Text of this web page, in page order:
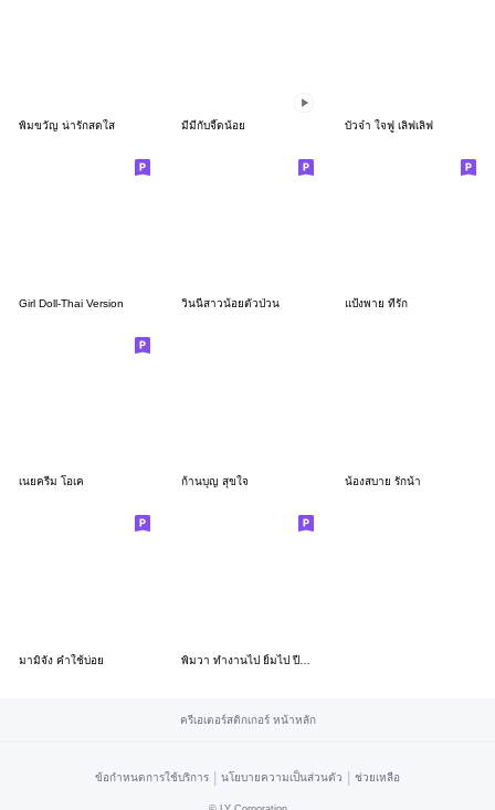
พิมขวัญ น่ารักสดใส มีมี่กับจี๊ดน้อย บัวจ๋า ใจฟู เลิฟเลิฟ
Girl Doll-Thai Version วินนี่สาวน้อยตัวป่วน แป้งพาย ที่รัก
เนยครีม โอเค ก้านบุญ สุขใจ น้องสบาย รักน้า
มามิจัง คำใช้บ่อย
ครีเอเตอร์สติกเกอร์ หน้าหลัก
ข้อกำหนดการใช้บริการ | นโยบายความเป็นส่วนตัว | ช่วยเหลือ